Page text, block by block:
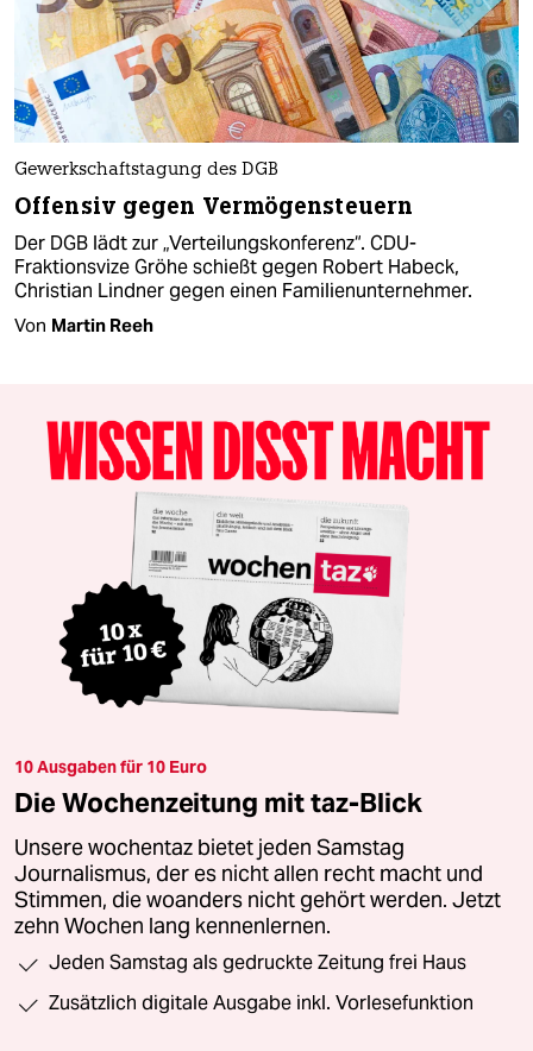
Gewerkschaftstagung des DGB
Offensiv gegen Vermögensteuern
Der DGB lädt zur „Verteilungskonferenz“. CDU-
Fraktionsvize Gröhe schießt gegen Robert Habeck,
Christian Lindner gegen einen Familienunternehmer.
Von Martin Reeh
10 Ausgaben für 10 Euro
Die Wochenzeitung mit taz-Blick
Unsere wochentaz bietet jeden Samstag
Journalismus, der es nicht allen recht macht und
Stimmen, die woanders nicht gehört werden. Jetzt
zehn Wochen lang kennenlernen.
Jeden Samstag als gedruckte Zeitung frei Haus
Zusätzlich digitale Ausgabe inkl. Vorlesefunktion